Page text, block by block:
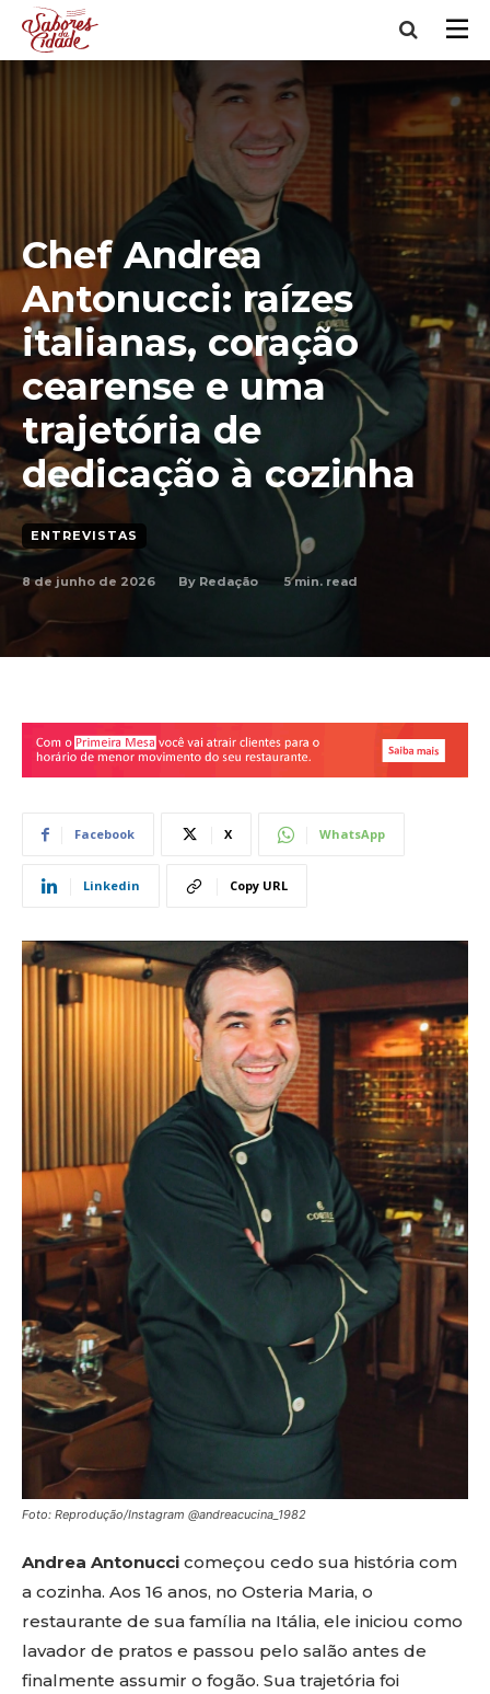
Chef Andrea
Antonucci: raízes
italianas, coração
cearense e uma
trajetória de
dedicação à cozinha
ENTREVISTAS
8 de junho de 2026 By Redação 5min. read
Facebook X WhatsApp
Linkedin Copy URL
Foto: Reprodução/Instagram @andreacucina_1982
Andrea Antonucci começou cedo sua história com
a cozinha. Aos 16 anos, no Osteria Maria, o
restaurante de sua família na Itália, ele iniciou como
lavador de pratos e passou pelo salão antes de
finalmente assumir o fogão. Sua trajetória foi